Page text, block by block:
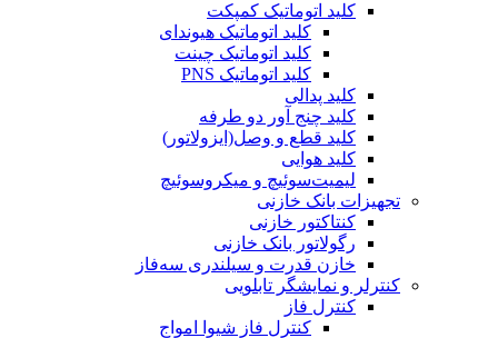
کلید اتوماتیک کمپکت
کلید اتوماتیک هیوندای
کلید اتوماتیک چینت
کلید اتوماتیک PNS
کلید پدالی
کلید چنج آور دو طرفه
کلید قطع و وصل(ایزولاتور)
کلید هوایی
لیمیت‌سوئیچ و میکروسوئیچ
تجهیزات بانک خازنی
کنتاکتور خازنی
رگولاتور بانک خازنی
خازن قدرت و سیلندری سه‌فاز
کنترلر و نمایشگر تابلویی
کنترل فاز
کنترل فاز شیوا امواج